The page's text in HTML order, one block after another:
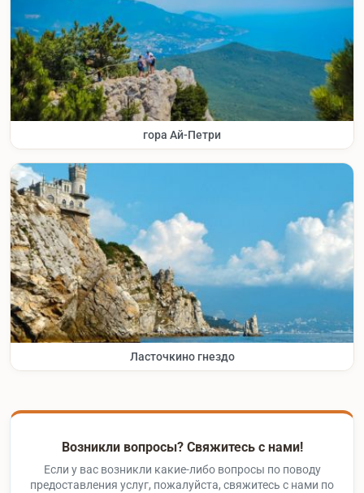
гора Ай-Петри
Ласточкино гнездо
Возникли вопросы? Свяжитесь с нами!
Если у вас возникли какие-либо вопросы по поводу
предоставления услуг, пожалуйста, свяжитесь с нами по